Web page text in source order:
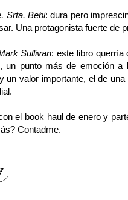
Srta. Bebi: dura pero
Una protagonista fuerte de
Sullivan: este libro querría
un punto más de emoción
un valor importante, el de
el book haul de enero y
Contadme.